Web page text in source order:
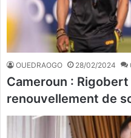
OUEDRAOGO 28/02/2024
Cameroun :
renouvellement de